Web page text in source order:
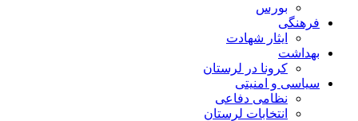
بورس
فرهنگی
ایثار شهادت
بهداشت
کرونا در لرستان
سیاسی و امنیتی
نظامی دفاعی
انتخابات لرستان